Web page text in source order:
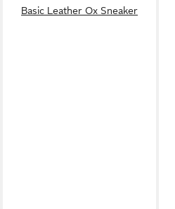
Basic Leather Ox Sneaker